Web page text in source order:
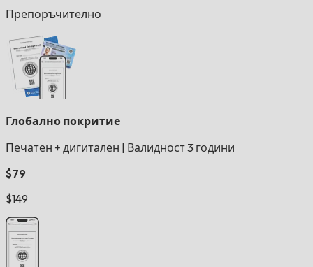
Препоръчително
Глобално покритие
Печатен + дигитален
Валидност 3 години
$79
$149